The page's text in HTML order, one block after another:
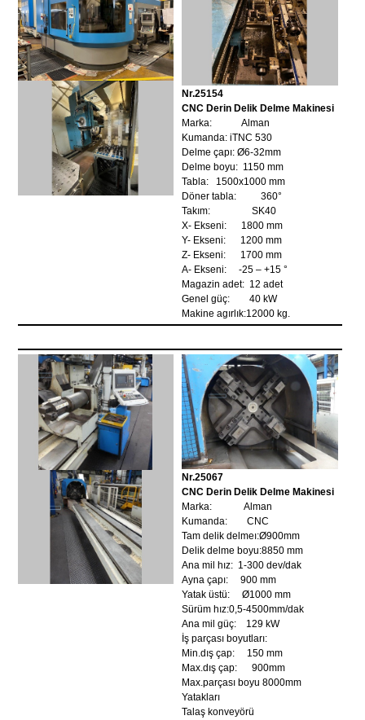
Nr.25154
CNC Derin Delik Delme Makinesi
Marka: Alman
Kumanda: iTNC 530
Delme çapı: Ø6-32mm
Delme boyu: 1150 mm
Tabla: 1500x1000 mm
Döner tabla: 360°
Takım: SK40
X- Ekseni: 1800 mm
Y- Ekseni: 1200 mm
Z- Ekseni: 1700 mm
A- Ekseni: -25 – +15 °
Magazin adet: 12 adet
Genel güç: 40 kW
Makine agırlık:12000 kg.
Nr.25067
CNC Derin Delik Delme Makinesi
Marka: Alman
Kumanda: CNC
Tam delik delmeı:Ø900mm
Delik delme boyu:8850 mm
Ana mil hız: 1-300 dev/dak
Ayna çapı: 900 mm
Yatak üstü: Ø1000 mm
Sürüm hız:0,5-4500mm/dak
Ana mil güç: 129 kW
İş parçası boyutları:
Min.dış çap: 150 mm
Max.dış çap: 900mm
Max.parçası boyu 8000mm
Yatakları
Talaş konveyörü